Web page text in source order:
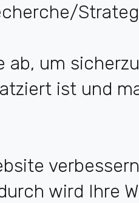
ab, um
ist und
wird Ihre